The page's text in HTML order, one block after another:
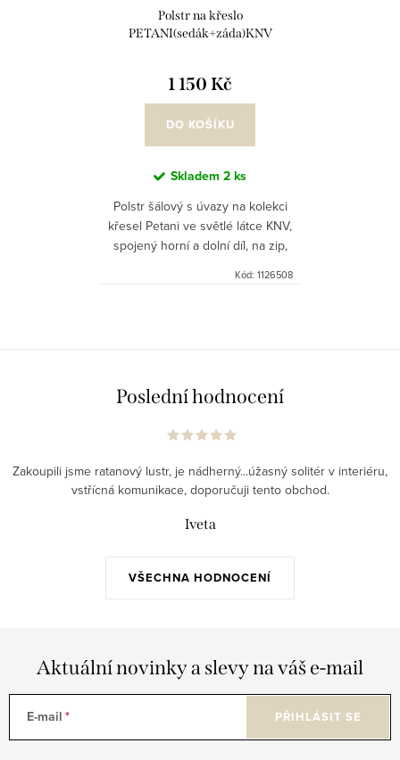
Polstr na křeslo
PETANI(sedák+záda)KNV
1 150 Kč
DO KOŠÍKU
Skladem 2 ks
Polstr šálový s úvazy na kolekci
křesel Petani ve světlé látce KNV,
spojený horní a dolní díl, na zip,
podle požadavků zákazníků pro
Kód: 1126508
Poslední hodnocení
VŠECHNA HODNOCENÍ
Zakoupili jsme ratanový lustr, je nádherný...úžasný solitér v interiéru,
vstřícná komunikace, doporučuji tento obchod.
Iveta
Aktuální novinky a slevy na váš e-mail
E-mail PŘIHLÁSIT SE